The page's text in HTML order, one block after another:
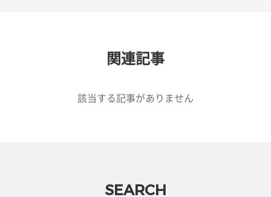
関連記事
該当する記事がありません
SEARCH